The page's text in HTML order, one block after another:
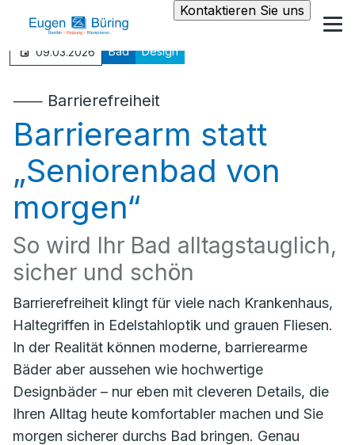
Kontaktieren Sie uns
09.03.2026 Bad Design
⸺ Barrierefreiheit
Barrierearm statt
„Seniorenbad von
morgen“
So wird Ihr Bad alltagstauglich,
sicher und schön
Barrierefreiheit klingt für viele nach Krankenhaus,
Haltegriffen in Edelstahloptik und grauen Fliesen.
In der Realität können moderne, barrierearme
Bäder aber aussehen wie hochwertige
Designbäder – nur eben mit cleveren Details, die
Ihren Alltag heute komfortabler machen und Sie
morgen sicherer durchs Bad bringen. Genau